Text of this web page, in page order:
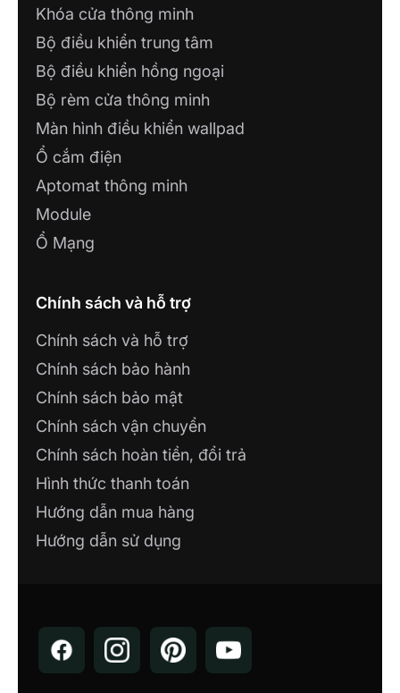
Khóa cửa thông minh
Bộ điều khiển trung tâm
Bộ điều khiển hồng ngoại
Bộ rèm cửa thông minh
Màn hình điều khiển wallpad
Ổ cắm điện
Aptomat thông minh
Module
Ổ Mạng
Chính sách và hỗ trợ
Chính sách và hỗ trợ
Chính sách bảo hành
Chính sách bảo mật
Chính sách vận chuyển
Chính sách hoàn tiền, đổi trả
Hình thức thanh toán
Hướng dẫn mua hàng
Hướng dẫn sử dụng